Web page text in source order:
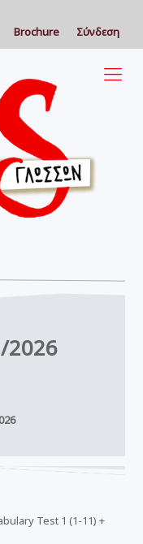
Brochure Σύνδεση
2026
Test 1 (1-11) +